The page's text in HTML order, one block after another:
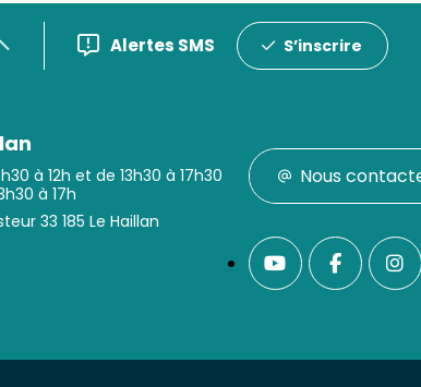
Alertes SMS S’inscrire
à 12h et de 13h30 à 17h30
à 17h
33 185 Le Haillan
Nous